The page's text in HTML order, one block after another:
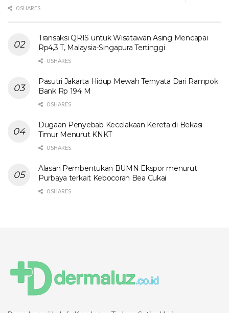
0 SHARES
Transaksi QRIS untuk Wisatawan Asing Mencapai
Rp4,3 T, Malaysia-Singapura Tertinggi
0 SHARES
Pasutri Jakarta Hidup Mewah Ternyata Dari Rampok
Bank Rp 194 M
0 SHARES
Dugaan Penyebab Kecelakaan Kereta di Bekasi
Timur Menurut KNKT
0 SHARES
Alasan Pembentukan BUMN Ekspor menurut
Purbaya terkait Kebocoran Bea Cukai
0 SHARES